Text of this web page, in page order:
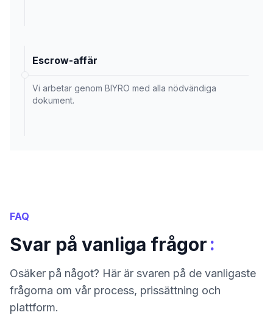
Escrow-affär
Vi arbetar genom BIYRO med alla nödvändiga
dokument.
FAQ
Svar på vanliga frågor:
Osäker på något? Här är svaren på de vanligaste
frågorna om vår process, prissättning och
plattform.